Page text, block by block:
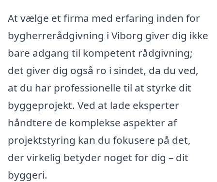
At vælge et firma med erfaring inden for
bygherrerådgivning i Viborg giver dig ikke
bare adgang til kompetent rådgivning;
det giver dig også ro i sindet, da du ved,
at du har professionelle til at styrke dit
byggeprojekt. Ved at lade eksperter
håndtere de komplekse aspekter af
projektstyring kan du fokusere på det,
der virkelig betyder noget for dig – dit
byggeri.